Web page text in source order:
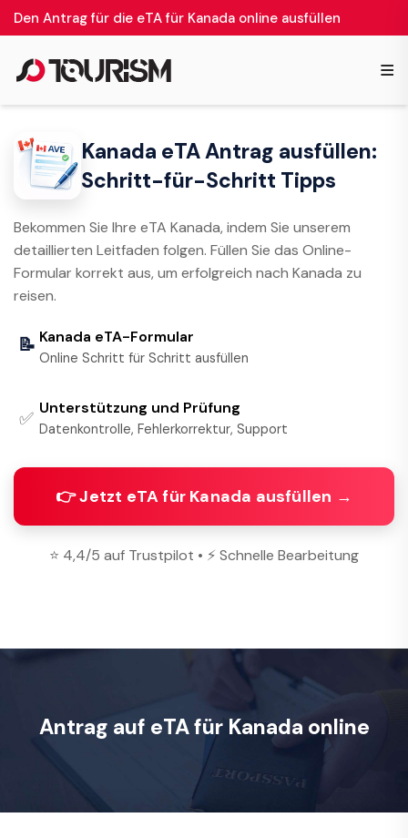
Den Antrag für die eTA für Kanada online ausfüllen
≡
Kanada eTA Antrag ausfüllen:
Schritt-für-Schritt Tipps
Bekommen Sie Ihre eTA Kanada, indem Sie unserem
detaillierten Leitfaden folgen. Füllen Sie das Online-
Formular korrekt aus, um erfolgreich nach Kanada zu
reisen.
📝 Kanada eTA-Formular
Online Schritt für Schritt ausfüllen
✅ Unterstützung und Prüfung
Datenkontrolle, Fehlerkorrektur, Support
👉 Jetzt eTA für Kanada ausfüllen →
⭐ 4,4/5 auf Trustpilot • ⚡ Schnelle Bearbeitung
Antrag auf eTA für Kanada online